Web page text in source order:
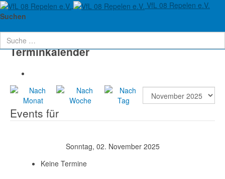
VfL 08 Repelen e.V.
Suchen
Aktuelle Seite:
Terminkalender
Events für
Sonntag, 02. November 2025
Keine Termine